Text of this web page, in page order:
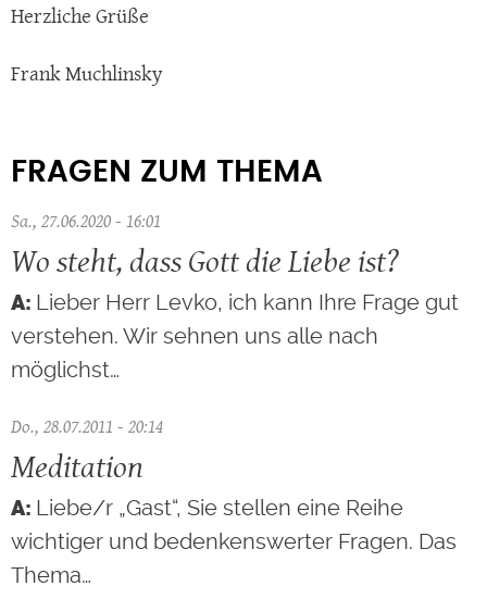
Herzliche Grüße
Frank Muchlinsky
FRAGEN ZUM THEMA
Sa., 27.06.2020 - 16:01
Wo steht, dass Gott die Liebe ist?
Lieber Herr Levko, ich kann Ihre Frage gut
verstehen. Wir sehnen uns alle nach
möglichst…
Do., 28.07.2011 - 20:14
Meditation
Liebe/r „Gast“, Sie stellen eine Reihe
wichtiger und bedenkenswerter Fragen. Das
Thema…